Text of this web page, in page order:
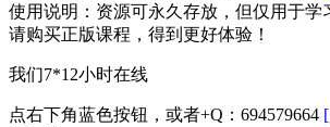
使用说明： 资源可永久存放，但仅用于学
请购买正版课程，得到更好体验！
我们7*12小时在线
点右下角蓝色按钮，或者+Q：694579664